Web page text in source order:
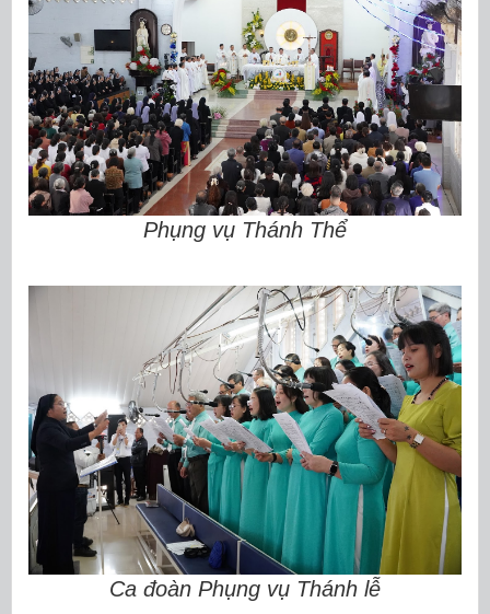
Phụng vụ Thánh Thể
Ca đoàn Phụng vụ Thánh lễ